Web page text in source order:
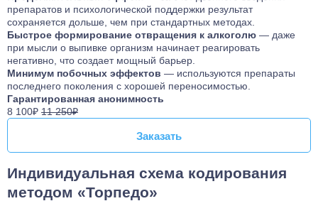
препаратов и психологической поддержки результат
сохраняется дольше, чем при стандартных методах.
Быстрое формирование отвращения к алкоголю — даже
при мысли о выпивке организм начинает реагировать
негативно, что создает мощный барьер.
Минимум побочных эффектов — используются препараты
последнего поколения с хорошей переносимостью.
Гарантированная анонимность
8 100₽ 11 250₽
Заказать
Заказать
Индивидуальная схема кодирования
методом «Торпедо»